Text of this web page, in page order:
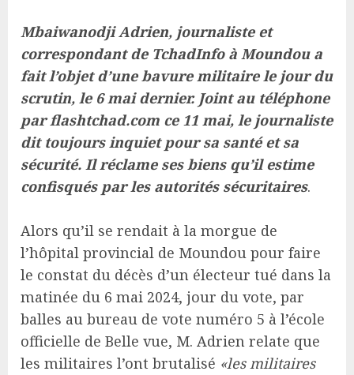
Mbaiwanodji Adrien, journaliste et
correspondant de TchadInfo à Moundou a
fait l’objet d’une bavure militaire le jour du
scrutin, le 6 mai dernier. Joint au téléphone
par flashtchad.com ce 11 mai, le journaliste
dit toujours inquiet pour sa santé et sa
sécurité. Il réclame ses biens qu’il estime
confisqués par les autorités sécuritaires.
Alors qu’il se rendait à la morgue de
l’hôpital provincial de Moundou pour faire
le constat du décès d’un électeur tué dans la
matinée du 6 mai 2024, jour du vote, par
balles au bureau de vote numéro 5 à l’école
officielle de Belle vue, M. Adrien relate que
les militaires l’ont brutalisé «les militaires